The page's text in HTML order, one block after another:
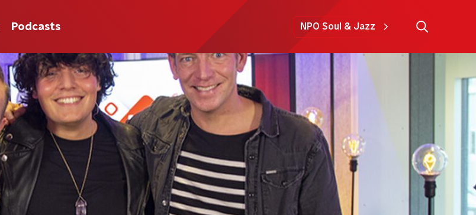
Podcasts NPO Soul & Jazz